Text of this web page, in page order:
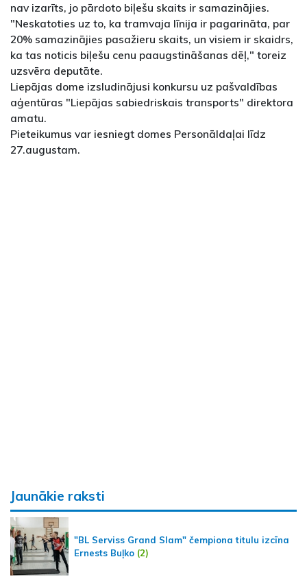
nav izarīts, jo pārdoto biļešu skaits ir samazinājies.
"Neskatoties uz to, ka tramvaja līnija ir pagarināta, par
20% samazinājies pasažieru skaits, un visiem ir skaidrs,
ka tas noticis biļešu cenu paaugstināšanas dēļ," toreiz
uzsvēra deputāte.
Liepājas dome izsludinājusi konkursu uz pašvaldības
aģentūras "Liepājas sabiedriskais transports" direktora
amatu.
Pieteikumus var iesniegt domes Personāldaļai līdz
27.augustam.
Jaunākie raksti
"BL Serviss Grand Slam" čempiona titulu izcīna
Ernests Buļko (2)